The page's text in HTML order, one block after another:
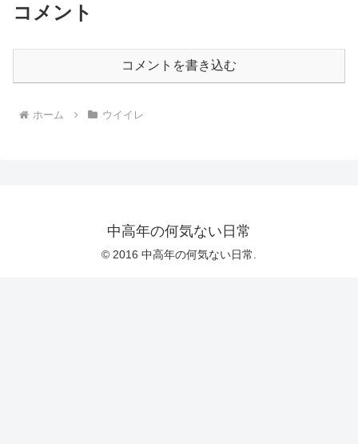
コメント
コメントを書き込む
ホーム ウイイレ
中高年の何気ない日常
© 2016 中高年の何気ない日常.